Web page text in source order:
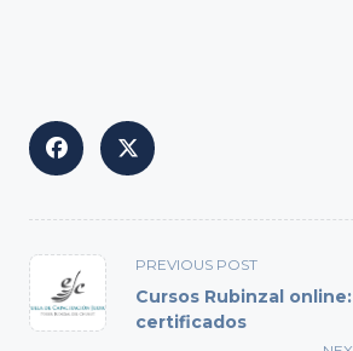
<span
class="nav-
subtitle
PREVIOUS POST
Cursos Rubinzal
certificados